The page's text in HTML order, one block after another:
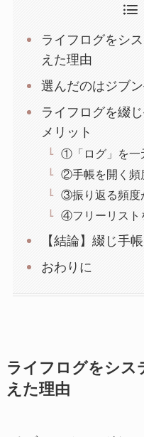
ライフログをシ
えた理由
選んだのはジブ
ライフログを綴
メリット
①「ログ」を一
②手帳を開く頻
③振り返る頻度
④フリーリスト
【結論】綴じ手
おわりに
ライフログをシ
えた理由